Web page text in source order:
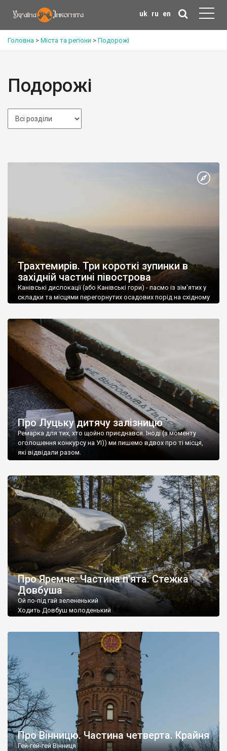
uk ru en
Головна > Міста та регіони > Подорожі
Подорожі
Трахтемирів. Три короткі зупинки в
західній частині півострова
Канівські дислокації (або Канівські гори) - пасмо із зім'ятих у
складки та місцями перегорнутих осадових порід на східному
Про Луцьку дитячу залізницю
Ремарка для тих, хто щойно приєднався. Іноді (з моменту
оголошення конкурсу на УІ)) ми пишемо вдвох про ті місця,
які відвідали разом.
Про Яремче. Частина п’ята. Стежка
Довбуша
Ой по-під гай зелененький
Ходить Довбуш молоденький
Про Вінницю. Частина четверта. Крайня
Гей-гей-гей Вінниця